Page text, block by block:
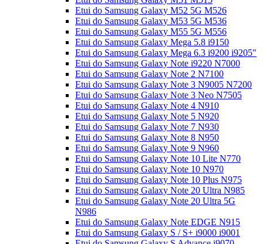
Etui do Samsung Galaxy M52 5G M526
Etui do Samsung Galaxy M53 5G M536
Etui do Samsung Galaxy M55 5G M556
Etui do Samsung Galaxy Mega 5.8 i9150
Etui do Samsung Galaxy Mega 6.3 i9200 i9205"
Etui do Samsung Galaxy Note i9220 N7000
Etui do Samsung Galaxy Note 2 N7100
Etui do Samsung Galaxy Note 3 N9005 N7200
Etui do Samsung Galaxy Note 3 Neo N7505
Etui do Samsung Galaxy Note 4 N910
Etui do Samsung Galaxy Note 5 N920
Etui do Samsung Galaxy Note 7 N930
Etui do Samsung Galaxy Note 8 N950
Etui do Samsung Galaxy Note 9 N960
Etui do Samsung Galaxy Note 10 Lite N770
Etui do Samsung Galaxy Note 10 N970
Etui do Samsung Galaxy Note 10 Plus N975
Etui do Samsung Galaxy Note 20 Ultra N985
Etui do Samsung Galaxy Note 20 Ultra 5G
N986
Etui do Samsung Galaxy Note EDGE N915
Etui do Samsung Galaxy S / S+ i9000 i9001